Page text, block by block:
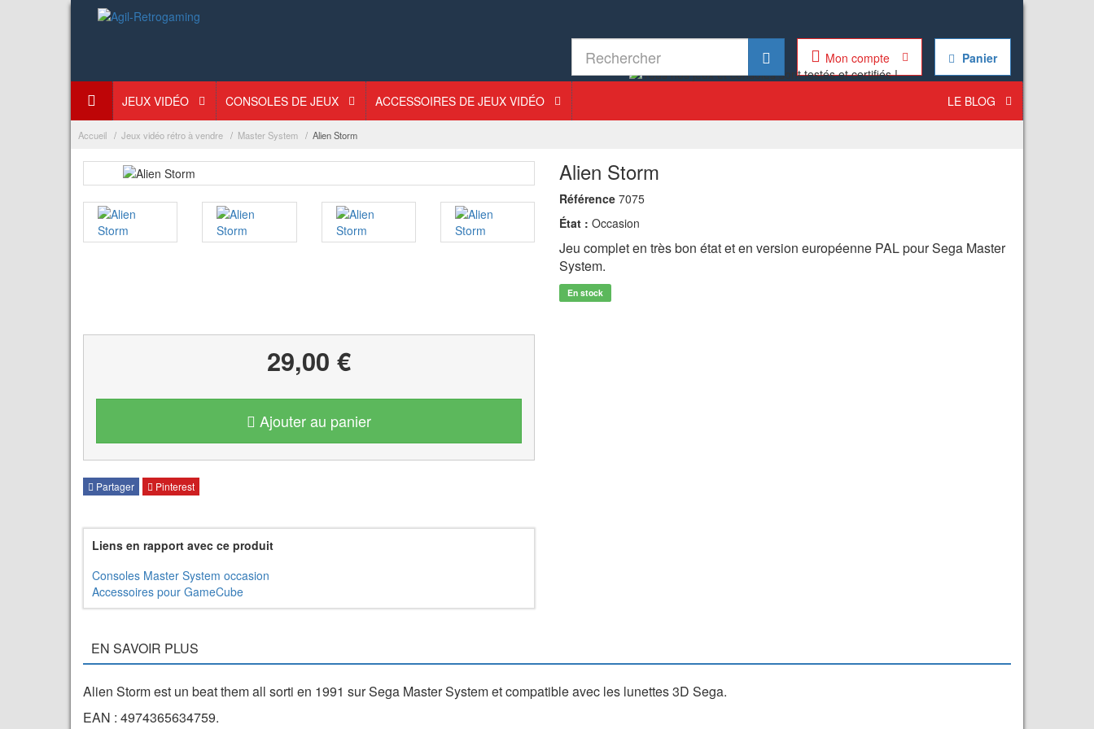
Panier
Mon compte
JEUX VIDÉO CONSOLES DE JEUX ACCESSOIRES DE JEUX VIDÉO LE BLOG
Accueil Jeux vidéo rétro à vendre Master System Alien Storm
Alien Storm
Référence 7075
État : Occasion
Jeu complet en très bon état et en version européenne PAL pour Sega Master
System.
En stock
29,00 €
Ajouter au panier
Partager Pinterest
Liens en rapport avec ce produit
Consoles Master System occasion
Accessoires pour GameCube
EN SAVOIR PLUS
Alien Storm est un beat them all sorti en 1991 sur Sega Master System et compatible avec les lunettes 3D Sega.
EAN : 4974365634759.